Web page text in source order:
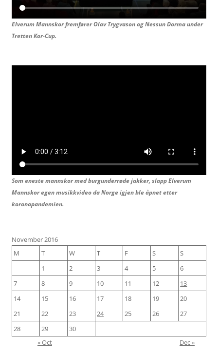
Elverum Mannskor fremfører Olav Trygvason ogNessun Dorma under
Tretten Kor-Cup.
Som eneste mannskor med burgunderrøde jakker, slapp Elverum
Mannskor egen musikkvideo da Norge igjen ble åpnet etter
koronapandemien.
November 2016
M
T W T F S
S
1
2 3 4 5
6
7
8 9 10 11 12
13
14
15 16 17 18 19
20
21
22 23 24 25 26
27
28
29
30
« Oct
Dec »